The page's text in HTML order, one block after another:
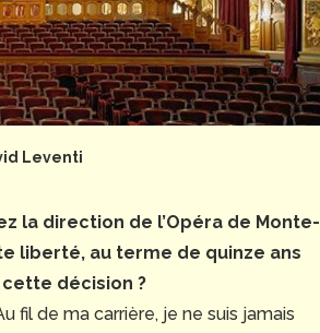
Leventi
la direction de l’Opéra de Monte-
liberté, au terme de quinze ans
décision ?
fil de ma carrière, je ne suis jamais